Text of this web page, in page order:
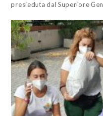
presieduta dal Superiore